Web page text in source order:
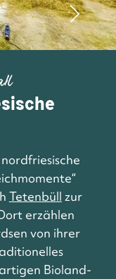
Tetenbüll zur
erzählen
von ihrer
Bioland-